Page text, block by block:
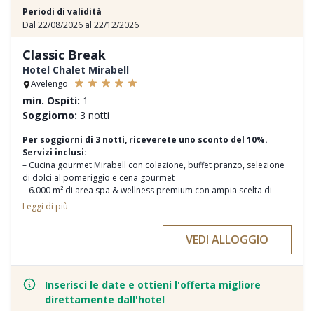
- E tutti i servizi inclusi del See Lodge
Periodi di validità
Dal 22/08/2026 al 22/12/2026
Classic Break
Hotel Chalet Mirabell
Avelengo
min. Ospiti: 1
Soggiorno: 3 notti
Per soggiorni di 3 notti, riceverete uno sconto del 10%.
Servizi inclusi:
– Cucina gourmet Mirabell con colazione, buffet pranzo, selezione
di dolci al pomeriggio e cena gourmet
– 6.000 m² di area spa & wellness premium con ampia scelta di
saune
– Piscina infinity indoor & outdoor e ampie aree family
– Eleganti zone relax & area adults only separata
– Yoga nella sala panoramica (più volte a settimana)
– Programma body & mind vario
– Late spa gratuito il giorno della partenza
– Kids club assistito dai 3 anni
– Moderna sala fitness panoramica
Leggi di più
VEDI ALLOGGIO
Inserisci le date e ottieni l'offerta migliore
direttamente dall'hotel